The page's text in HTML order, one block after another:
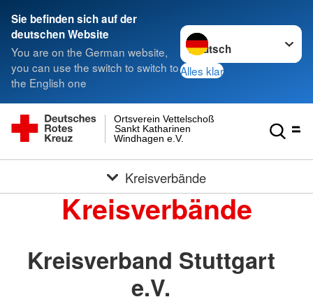
Sie befinden sich auf der
deutschen Website
You are on the German website,
you can use the switch to switch to
the English one
Sprache wechseln zu
Alles klar
Windhagen e.V.
Sankt Katharinen
Ortsverein Vettelschoß
Kreisverbände
Kreisverbände
Kreisverband Stuttgart
e.V.